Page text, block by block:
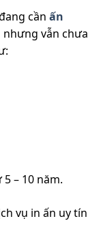
cần ấn
nhưng vẫn chưa
– 10 năm.
vụ in ấn uy tín